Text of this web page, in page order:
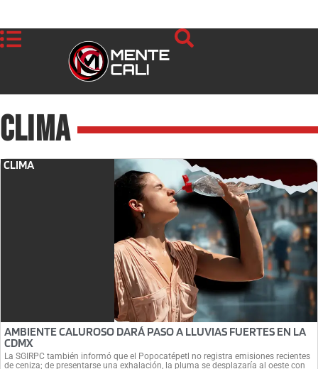
Clima
CLIMA
AMBIENTE CALUROSO DARÁ PASO A LLUVIAS FUERTES EN LA
CDMX
La SGIRPC también informó que el Popocatépetl no registra emisiones recientes
de ceniza; de presentarse una exhalación, la pluma se desplazaría al oeste con